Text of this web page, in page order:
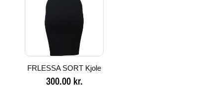
FRLESSA SORT Kjole
300.00 kr.